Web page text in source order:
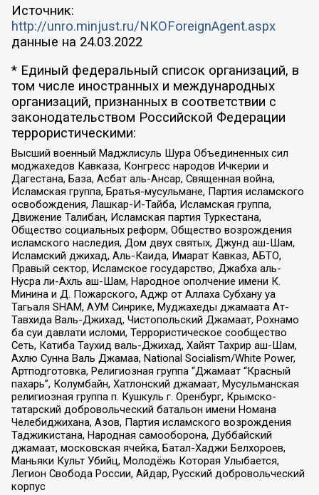
Источник:
http://unro.minjust.ru/NKOForeignAgent.aspx
данные на 24.03.2022
* Единый федеральный список организаций, в
том числе иностранных и международных
организаций, признанных в соответствии с
законодательством Российской Федерации
террористическими:
Высший военный Маджлисуль Шура Объединенных сил
моджахедов Кавказа, Конгресс народов Ичкерии и
Дагестана, База, Асбат аль-Ансар, Священная война,
Исламская группа, Братья-мусульмане, Партия исламского
освобождения, Лашкар-И-Тайба, Исламская группа,
Движение Талибан, Исламская партия Туркестана,
Общество социальных реформ, Общество возрождения
исламского наследия, Дом двух святых, Джунд аш-Шам,
Исламский джихад, Аль-Каида, Имарат Кавказ, АБТО,
Правый сектор, Исламское государство, Джабха аль-
Нусра ли-Ахль аш-Шам, Народное ополчение имени К.
Минина и Д. Пожарского, Аджр от Аллаха Субхану уа
Тагьаля SHAM, АУМ Синрике, Муджахеды джамаата Ат-
Тавхида Валь-Джихад, Чистопольский Джамаат, Рохнамо
ба суи давлати исломи, Террористическое сообщество
Сеть, Катиба Таухид валь-Джихад, Хайят Тахрир аш-Шам,
Ахлю Сунна Валь Джамаа, National Socialism/White Power,
Артподготовка, Религиозная группа “Джамаат “Красный
пахарь”, Колумбайн, Хатлонский джамаат, Мусульманская
религиозная группа п. Кушкуль г. Оренбург, Крымско-
татарский добровольческий батальон имени Номана
Челебиджихана, Азов, Партия исламского возрождения
Таджикистана, Народная самооборона, Дуббайский
джамаат, московская ячейка, Батал-Хаджи Белхороев,
Маньяки Культ Убийц, Молодёжь Которая Улыбается,
Легион Свобода России, Айдар, Русский добровольческий
корпус